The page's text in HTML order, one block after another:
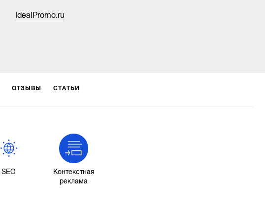
IdealPromo.ru
ОТЗЫВЫ СТАТЬИ
SEO
Контекстная
реклама